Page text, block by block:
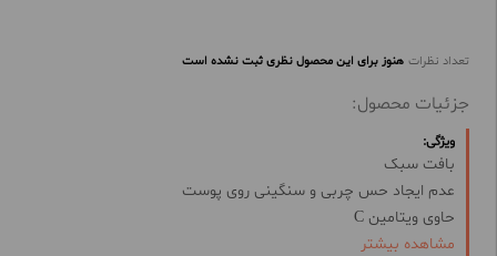
تعداد نظرات هنوز برای این محصول نظری ثبت نشده است
جزئیات محصول:
ویژگی:
بافت سبک
عدم ایجاد حس چربی و سنگینی روی پوست
حاوی ویتامین C
روشن و شفاف کننده
مشاهده بیشتر